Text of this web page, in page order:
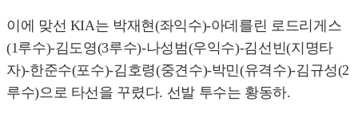
이에 맞선 KIA는 박재현(좌익수)-아데를린 로드리게스
(1루수)-김도영(3루수)-나성범(우익수)-김선빈(지명타
자)-한준수(포수)-김호령(중견수)-박민(유격수)-김규성(2
루수)으로 타선을 꾸렸다. 선발 투수는 황동하.